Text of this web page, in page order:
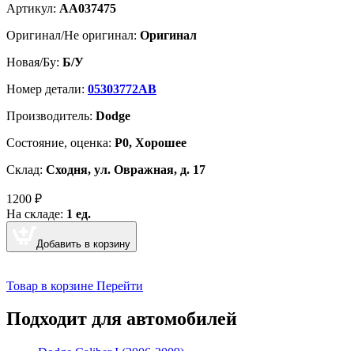
Артикул: AA037475
Оригинал/Не оригинал: Оригинал
Новая/Бу: Б/У
Номер детали: 05303772AB
Производитель: Dodge
Cостояние, оценка: Р0, Хорошее
Склад: Сходня, ул. Овражная, д. 17
1200 ₽
На складе: 1 ед.
Добавить в корзину
Товар в корзине Перейти
Подходит для автомобилей